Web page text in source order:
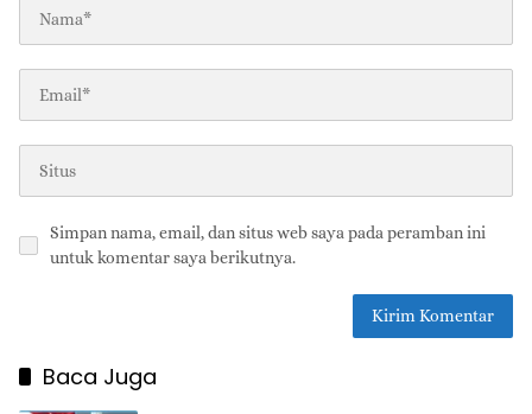
Simpan nama, email, dan situs web saya pada peramban ini
untuk komentar saya berikutnya.
Baca Juga